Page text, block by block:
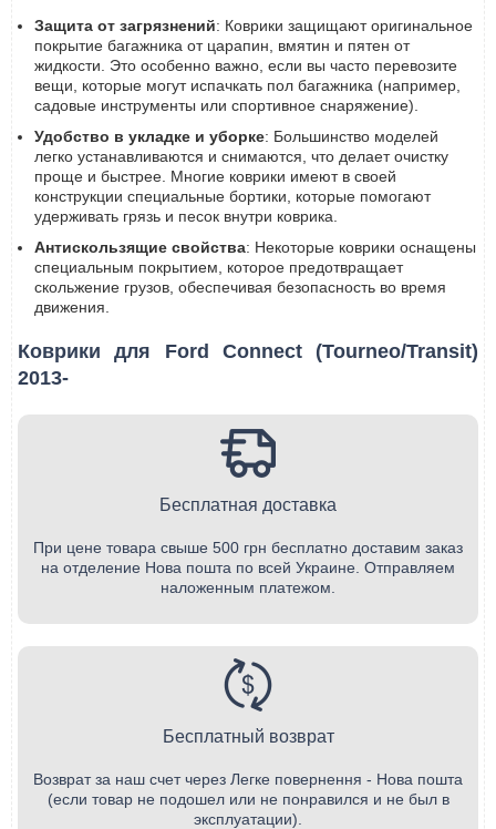
Защита от загрязнений: Коврики защищают оригинальное
покрытие багажника от царапин, вмятин и пятен от
жидкости. Это особенно важно, если вы часто перевозите
вещи, которые могут испачкать пол багажника (например,
садовые инструменты или спортивное снаряжение).
Удобство в укладке и уборке: Большинство моделей
легко устанавливаются и снимаются, что делает очистку
проще и быстрее. Многие коврики имеют в своей
конструкции специальные бортики, которые помогают
удерживать грязь и песок внутри коврика.
Антискользящие свойства: Некоторые коврики оснащены
специальным покрытием, которое предотвращает
скольжение грузов, обеспечивая безопасность во время
движения.
Коврики для Ford Connect (Tourneo/Transit)
2013-
Бесплатная доставка
При цене товара свыше 500 грн бесплатно доставим заказ
на отделение Нова пошта по всей Украине. Отправляем
наложенным платежом.
Бесплатный возврат
Возврат за наш счет через Легке повернення - Нова пошта
(если товар не подошел или не понравился и не был в
эксплуатации).